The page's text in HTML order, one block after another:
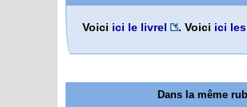
Voici ici le livrel . Voici ici
Dans la même